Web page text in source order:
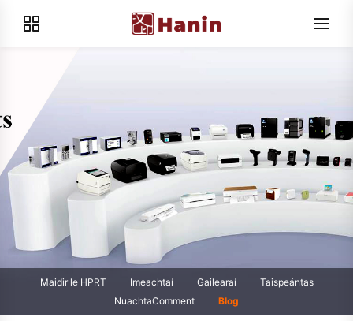
Maidir le HPRT Imeachtaí Gailearaí
Taispeántas
NuachtaComment
Blog